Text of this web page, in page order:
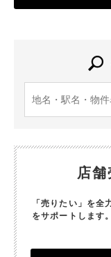
店舗
「売りたい」を
をサポートします。